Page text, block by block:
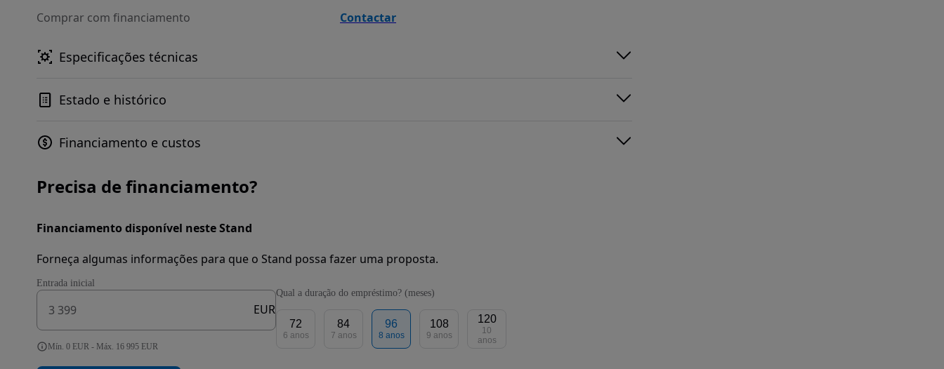
Comprar com financiamento Contactar
Especificações técnicas
Estado e histórico
Financiamento e custos
Precisa de financiamento?
Financiamento disponível neste Stand
Forneça algumas informações para que o Stand possa fazer uma proposta.
Entrada inicial
EUR
Mín. 0 EUR - Máx. 16 995 EUR
Qual a duração do empréstimo? (meses)
72
6 anos
84
7 anos
96
8 anos
108
9 anos
120
10
anos